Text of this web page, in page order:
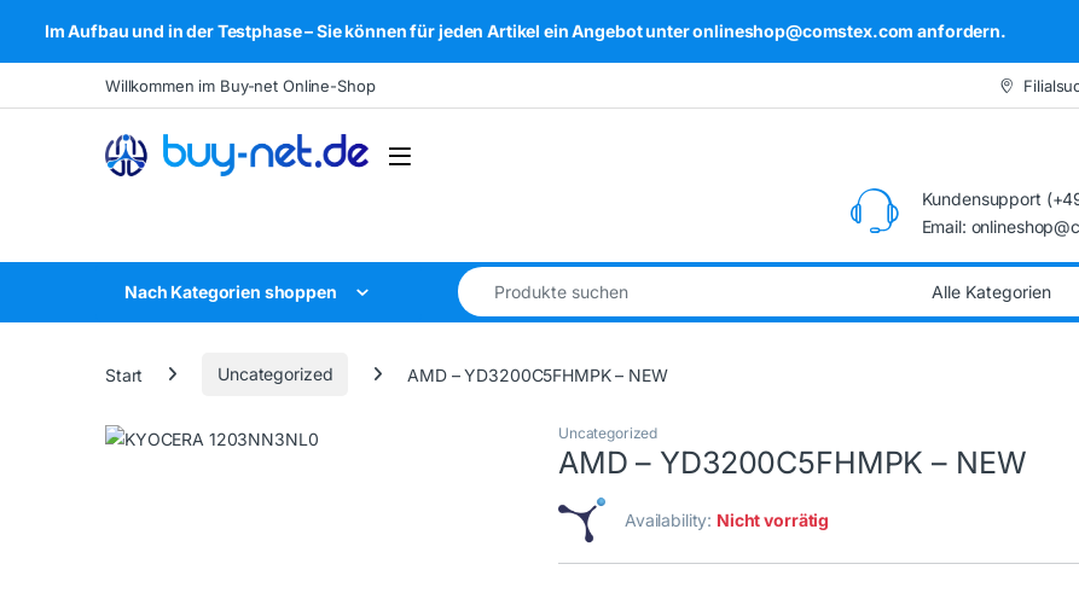
Im Aufbau und in der Testphase – Sie können für jeden Artikel ein Angebot unter onlineshop@comstex.com anfordern.
Skip to navigation
Skip to contentWillkommen im Buy-net Online-Shop
Open
Kundensupport
Email:
Nach Kategorien shoppen
Search for:
Start Uncategorized AMD – YD3200C5FHMPK – NEW
Uncategorized
AMD – YD3200C5FHMPK – NEW
Availability: Nicht vorrätig